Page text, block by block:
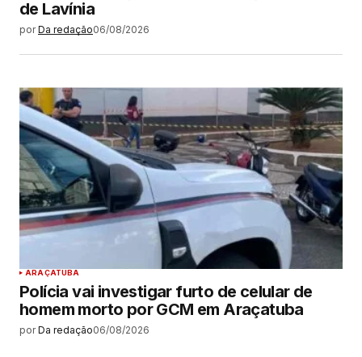
de Lavínia
por Da redação06/08/2026
ARAÇATUBA
Polícia vai investigar furto de celular de
homem morto por GCM em Araçatuba
por Da redação06/08/2026